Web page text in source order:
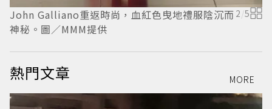
John Galliano重返時尚，血紅色曳地禮服陰沉而
神秘。圖／MMM提供
2/5
熱門文章 MORE